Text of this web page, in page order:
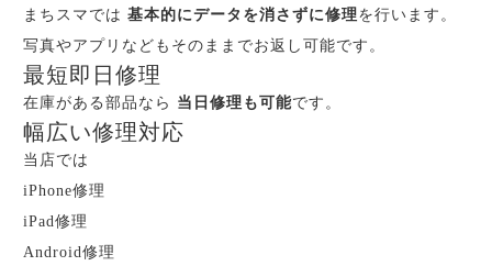
まちスマでは 基本的にデータを消さずに修理を行います。
写真やアプリなどもそのままでお返し可能です。
最短即日修理
在庫がある部品なら 当日修理も可能です。
幅広い修理対応
当店では
iPhone修理
iPad修理
Android修理